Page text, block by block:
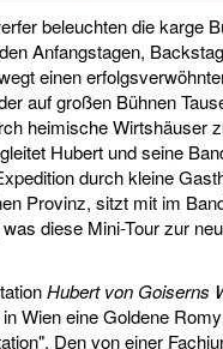
beleuchten die karge
Anfangstagen,
einen
auf großen Bühnen
heimische Wirtshäuser
Hubert und seine
durch kleine
Provinz, sitzt mit im
diese Mini-Tour zur
Hubert von Goiserns
Wien eine Goldene
Den von einer